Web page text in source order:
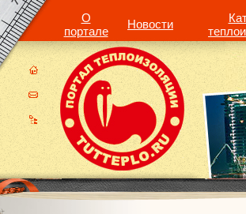
О
портале
Новости